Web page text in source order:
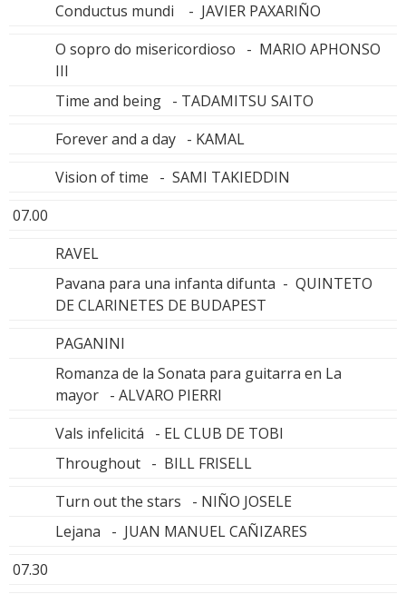
Conductus mundi - JAVIER PAXARIÑO
O sopro do misericordioso - MARIO APHONSO
III
Time and being - TADAMITSU SAITO
Forever and a day - KAMAL
Vision of time - SAMI TAKIEDDIN
07.00
RAVEL
Pavana para una infanta difunta - QUINTETO
DE CLARINETES DE BUDAPEST
PAGANINI
Romanza de la Sonata para guitarra en La
mayor - ALVARO PIERRI
Vals infelicitá - EL CLUB DE TOBI
Throughout - BILL FRISELL
Turn out the stars - NIÑO JOSELE
Lejana - JUAN MANUEL CAÑIZARES
07.30